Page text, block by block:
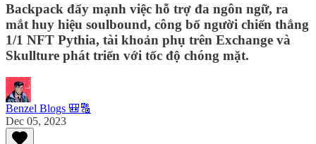
Backpack đẩy mạnh việc hỗ trợ đa ngôn ngữ, ra
mắt huy hiệu soulbound, công bố người chiến thắng
1/1 NFT Pythia, tài khoản phụ trên Exchange và
Skullture phát triển với tốc độ chóng mặt.
Benzel Blogs 🎒🔠
Dec 05, 2023